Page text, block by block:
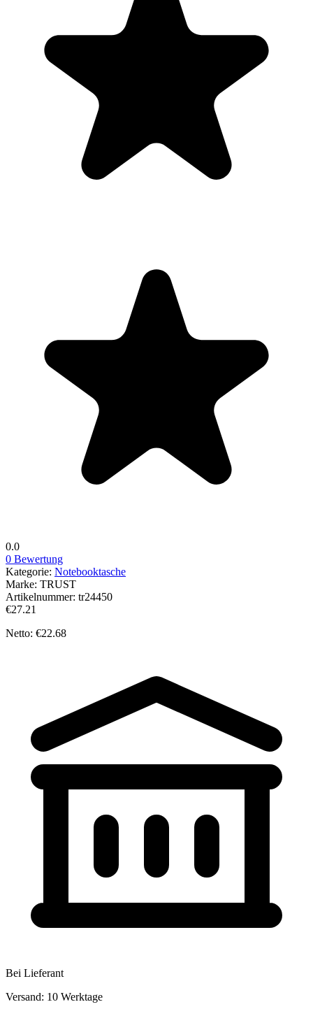
0.0
0 Bewertung
Kategorie: Notebooktasche
Marke: TRUST
Artikelnummer: tr24450
€27.21
Netto: €22.68
Bei Lieferant
Versand: 10 Werktage